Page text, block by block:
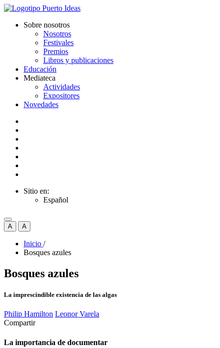
Sobre nosotros
Nosotros
Festivales
Premios
Libros y publicaciones
Educación
Mediateca
Actividades
Expositores
Novedades
Sitio en:
Español
A A
Inicio /
Bosques azules
Bosques azules
La imprescindible existencia de las algas
Philip Hamilton Leonor Varela
Compartir
La importancia de documentar